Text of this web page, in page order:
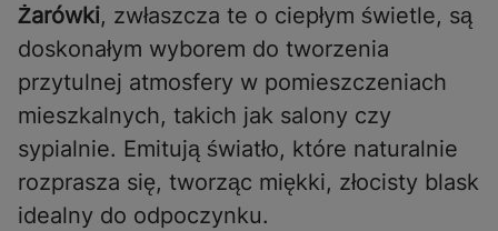
Żarówki, zwłaszcza te o ciepłym świetle, są
doskonałym wyborem do tworzenia
przytulnej atmosfery w pomieszczeniach
mieszkalnych, takich jak salony czy
sypialnie. Emitują światło, które naturalnie
rozprasza się, tworząc miękki, złocisty blask
idealny do odpoczynku.